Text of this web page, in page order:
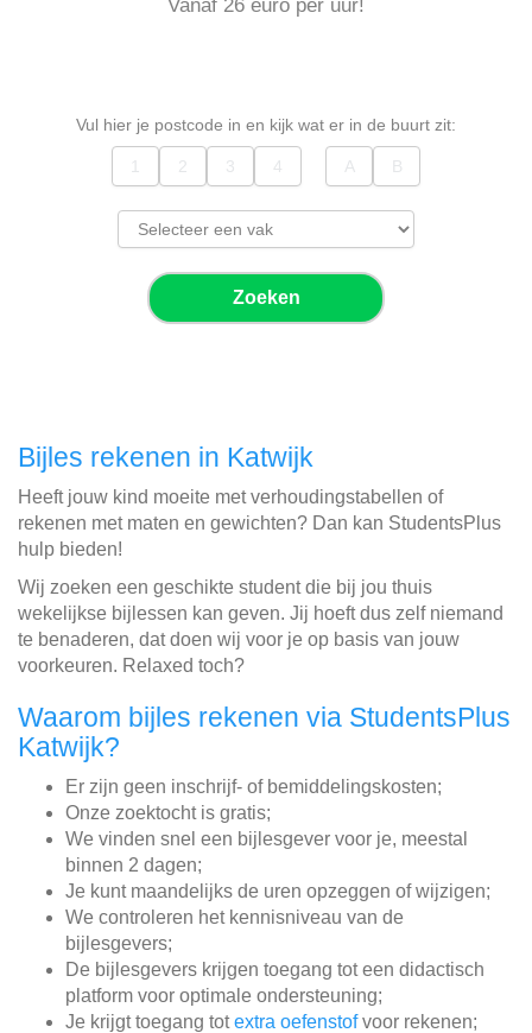
Vanaf 26 euro per uur!
Vul hier je postcode in en kijk wat er in de buurt zit:
Zoeken
Bijles rekenen in Katwijk
Heeft jouw kind moeite met verhoudingstabellen of
rekenen met maten en gewichten? Dan kan StudentsPlus
hulp bieden!
Wij zoeken een geschikte student die bij jou thuis
wekelijkse bijlessen kan geven. Jij hoeft dus zelf niemand
te benaderen, dat doen wij voor je op basis van jouw
voorkeuren. Relaxed toch?
Waarom bijles rekenen via StudentsPlus
Katwijk?
Er zijn geen inschrijf- of bemiddelingskosten;
Onze zoektocht is gratis;
We vinden snel een bijlesgever voor je, meestal
binnen 2 dagen;
Je kunt maandelijks de uren opzeggen of wijzigen;
We controleren het kennisniveau van de
bijlesgevers;
De bijlesgevers krijgen toegang tot een didactisch
platform voor optimale ondersteuning;
Je krijgt toegang totextra oefenstofvoor rekenen;